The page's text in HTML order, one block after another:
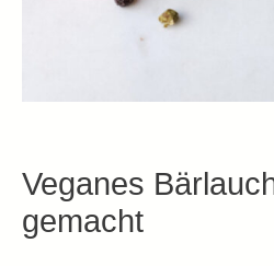
Veganes
gemacht